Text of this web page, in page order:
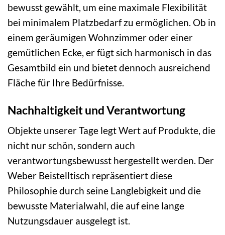
bewusst gewählt, um eine maximale Flexibilität
bei minimalem Platzbedarf zu ermöglichen. Ob in
einem geräumigen Wohnzimmer oder einer
gemütlichen Ecke, er fügt sich harmonisch in das
Gesamtbild ein und bietet dennoch ausreichend
Fläche für Ihre Bedürfnisse.
Nachhaltigkeit und Verantwortung
Objekte unserer Tage legt Wert auf Produkte, die
nicht nur schön, sondern auch
verantwortungsbewusst hergestellt werden. Der
Weber Beistelltisch repräsentiert diese
Philosophie durch seine Langlebigkeit und die
bewusste Materialwahl, die auf eine lange
Nutzungsdauer ausgelegt ist.